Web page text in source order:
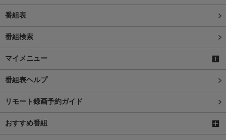
番組表
番組検索
マイメニュー
番組表ヘルプ
リモート録画予約ガイド
おすすめ番組